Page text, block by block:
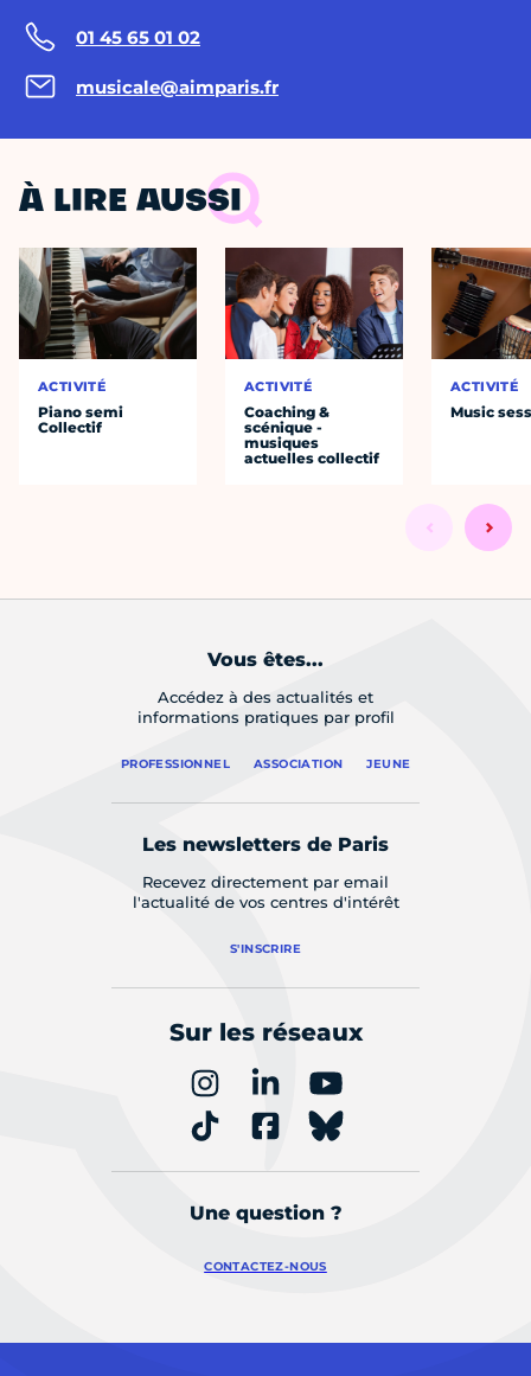
01 45 65 01 02
musicale@aimparis.fr
À LIRE AUSSI
ACTIVITÉ
Piano semi
Collectif
ACTIVITÉ
Coaching &
scénique -
musiques
actuelles collectif
ACTIVITÉ
Music
Vous êtes...
Accédez à des actualités et
informations pratiques par profil
PROFESSIONNEL ASSOCIATION JEUNE
Les newsletters de Paris
Recevez directement par email
l'actualité de vos centres d'intérêt
S'INSCRIRE
Sur les réseaux
Une question ?
CONTACTEZ-NOUS